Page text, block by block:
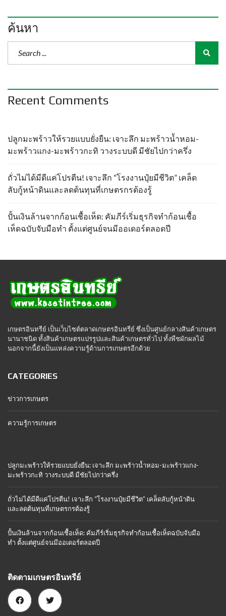
ค้นหา
Recent Comments
ปลูกมะพร้าวให้รวยแบบยั่งยืน: เจาะลึก มะพร้าวน้ำหอม-
มะพร้าวแกง-มะพร้าวกะทิ วางระบบดี มีชัยไปกว่าครึ่ง
ถั่วไม่ได้มีดีแค่โปรตีน! เจาะลึก “โรงงานปุ๋ยมีชีวิต” เคล็ด
ลับกู้หน้าดินและลดต้นทุนที่เกษตรกรต้องรู้
ปั้นเงินล้านจากก้อนเชื้อเห็ด: คัมภีร์เริ่มธุรกิจทำก้อนเชื้อ
เห็ดฉบับจับมือทำ ตั้งแต่ศูนย์จนมีออเดอร์ตลอดปี
เกษตรอินทรีย์ เป็นเว็บไซต์ตลาดเกษตรอินทรีย์ ซึ่งเป็นศูนย์กลางสินค้าเกษตร
นานาชนิด ทั้งสินค้าเกษตรแปรรูปและสินค้าเกษตรทั่วไป ทั้งพืชผักผลไม้
นอกจากนี้ยังเป็นแหล่งความรู้ด้านการเกษตรอีกด้วย
CATEGORIES
ข่าวการเกษตร
ความรู้การเกษตร
ปลูกมะพร้าวให้รวยแบบยั่งยืน: เจาะลึก มะพร้าวน้ำหอม-มะพร้าวแกง-
มะพร้าวกะทิ วางระบบดี มีชัยไปกว่าครึ่ง
ถั่วไม่ได้มีดีแค่โปรตีน! เจาะลึก “โรงงานปุ๋ยมีชีวิต” เคล็ดลับกู้หน้าดิน
และลดต้นทุนที่เกษตรกรต้องรู้
ปั้นเงินล้านจากก้อนเชื้อเห็ด: คัมภีร์เริ่มธุรกิจทำก้อนเชื้อเห็ดฉบับจับมือ
ทำ ตั้งแต่ศูนย์จนมีออเดอร์ตลอดปี
ติดตามเกษตรอินทรีย์